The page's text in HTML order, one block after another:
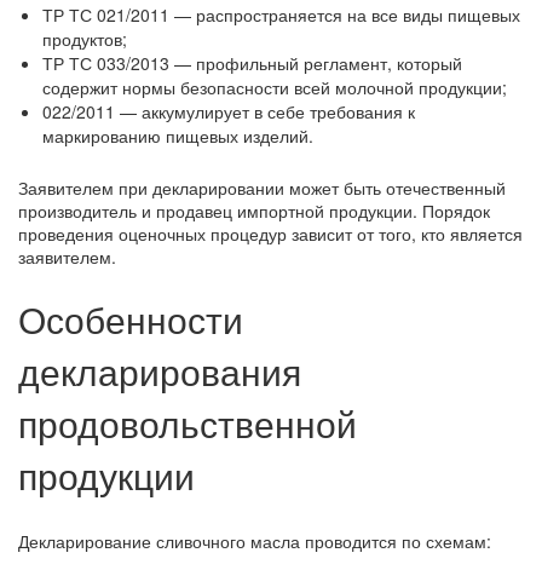
ТР ТС 021/2011 — распространяется на все виды пищевых
продуктов;
ТР ТС 033/2013 — профильный регламент, который
содержит нормы безопасности всей молочной продукции;
022/2011 — аккумулирует в себе требования к
маркированию пищевых изделий.
Заявителем при декларировании может быть отечественный
производитель и продавец импортной продукции. Порядок
проведения оценочных процедур зависит от того, кто является
заявителем.
Особенности
декларирования
продовольственной
продукции
Декларирование сливочного масла проводится по схемам: